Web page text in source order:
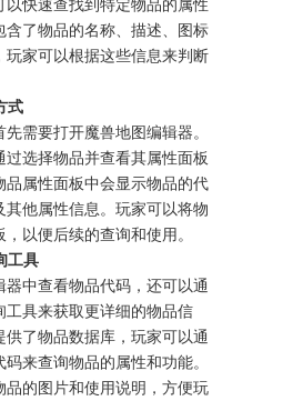
以快速查找到特定物品的属性
含了物品的名称、描述、图标
玩家可以根据这些信息来判断
式
需要打开魔兽地图编辑器。
过选择物品并查看其属性面板
品属性面板中会显示物品的代
其他属性信息。玩家可以将物
以便后续的查询和使用。
工具
器中查看物品代码，还可以通
工具来获取更详细的物品信
供了物品数据库，玩家可以通
来查询物品的属性和功能。
品的图片和使用说明，方便玩